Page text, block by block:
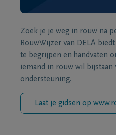
Zoek je je weg in rouw na
RouwWijzer van DELA
te begrijpen en handvaten
iemand in rouw wil
ondersteuning.
Laat je gidsen op